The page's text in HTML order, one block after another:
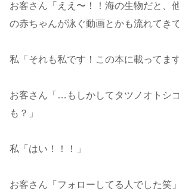
お客さん「ええ〜！！海の生物だと、
の赤ちゃんが泳ぐ動画とかも流れてきて
私「それも私です！この本に載ってま
お客さん「…もしかしてタツノオトシ
も？」
私「はい！！！」
お客さん「フォローしてる人でした笑」